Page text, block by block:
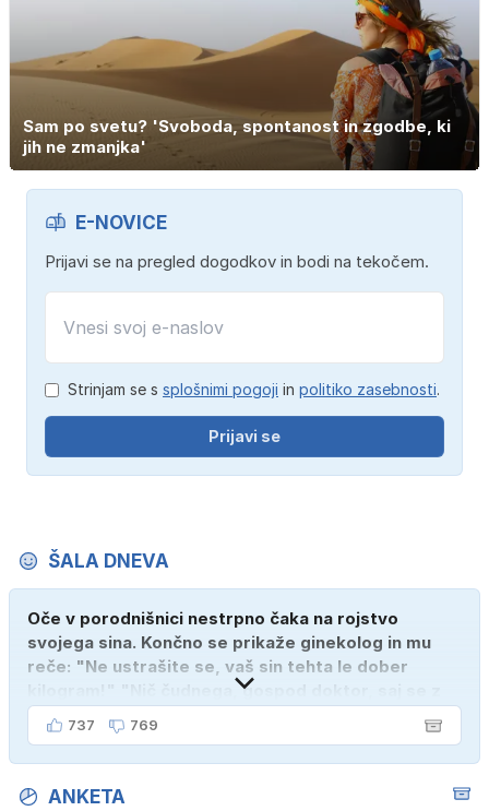
Sam po svetu? 'Svoboda, spontanost in zgodbe, ki
jih ne zmanjka'
E-NOVICE
Prijavi se na pregled dogodkov in bodi na tekočem.
Strinjam se s splošnimi pogoji in politiko zasebnosti.
Prijavi se
ŠALA DNEVA
Oče v porodnišnici nestrpno čaka na rojstvo
svojega sina. Končno se prikaže ginekolog in mu
reče: "Ne ustrašite se, vaš sin tehta le dober
kilogram!" "Nič čudnega, gospod doktor, saj se z
ženo poznava šele tri mesece."
737 769
ANKETA